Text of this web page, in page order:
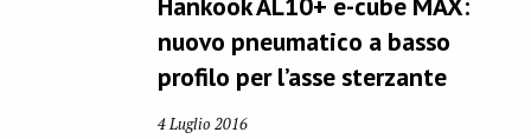
nuovo pneumatico a basso
profilo per l’asse sterzante
4 Luglio 2016